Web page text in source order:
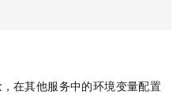
，在其他服务中的环境变量配置